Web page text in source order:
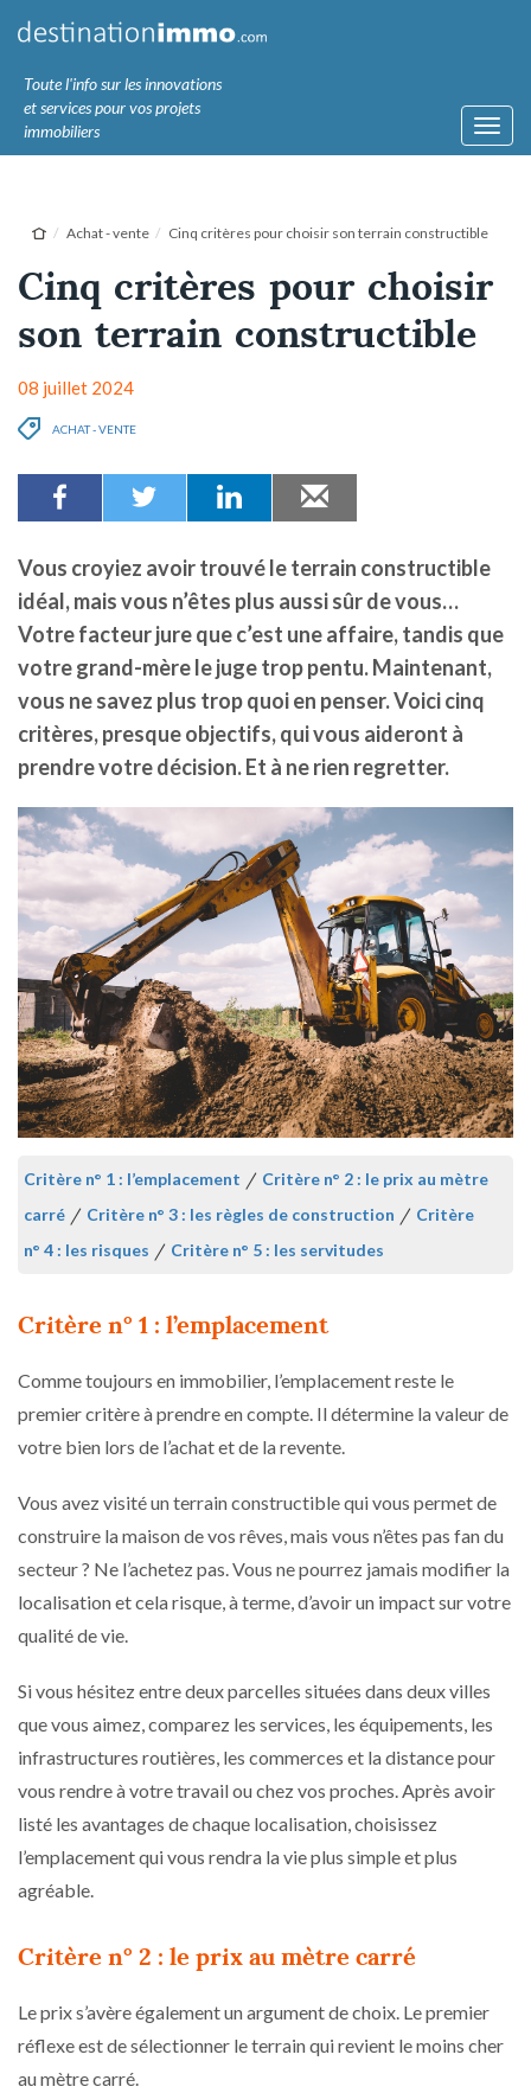
Toute l'info sur les innovations
et services pour vos projets
immobiliers
Achat - vente Cinq critères pour choisir son terrain constructible
Cinq critères pour choisir
son terrain constructible
08 juillet 2024
ACHAT - VENTE
Vous croyiez avoir trouvé le terrain constructible
idéal, mais vous n’êtes plus aussi sûr de vous…
Votre facteur jure que c’est une affaire, tandis que
votre grand-mère le juge trop pentu. Maintenant,
vous ne savez plus trop quoi en penser. Voici cinq
critères, presque objectifs, qui vous aideront à
prendre votre décision. Et à ne rien regretter.
Critère n° 1 : l’emplacement / Critère n° 2 : le prix au mètre
carré / Critère n° 3 : les règles de construction / Critère
n° 4 : les risques / Critère n° 5 : les servitudes
Critère n° 1 : l’emplacement
Comme toujours en immobilier, l’emplacement reste le
premier critère à prendre en compte. Il détermine la valeur de
votre bien lors de l’achat et de la revente.
Vous avez visité un terrain constructible qui vous permet de
construire la maison de vos rêves, mais vous n’êtes pas fan du
secteur ? Ne l’achetez pas. Vous ne pourrez jamais modifier la
localisation et cela risque, à terme, d’avoir un impact sur votre
qualité de vie.
Si vous hésitez entre deux parcelles situées dans deux villes
que vous aimez, comparez les services, les équipements, les
infrastructures routières, les commerces et la distance pour
vous rendre à votre travail ou chez vos proches. Après avoir
listé les avantages de chaque localisation, choisissez
l’emplacement qui vous rendra la vie plus simple et plus
agréable.
Critère n° 2 : le prix au mètre carré
Le prix s’avère également un argument de choix. Le premier
réflexe est de sélectionner le terrain qui revient le moins cher
au mètre carré.